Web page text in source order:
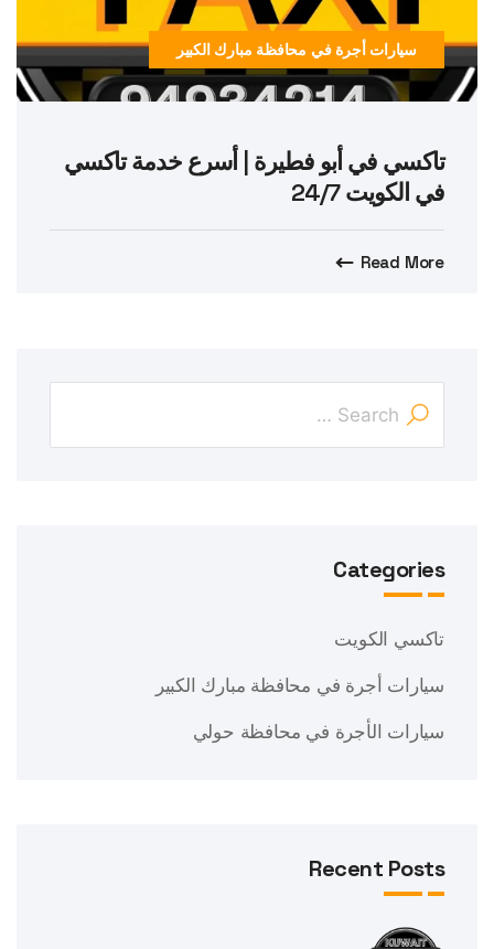
سيارات أجرة في محافظة مبارك الكبير
تاكسي في أبو فطيرة | أسرع خدمة تاكسي
في الكويت 24/7
Read More
Categories
تاكسي الكويت
سيارات أجرة في محافظة مبارك الكبير
سيارات الأجرة في محافظة حولي
Recent Posts